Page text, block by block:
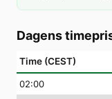
Dagens
Time (CEST)
02:00